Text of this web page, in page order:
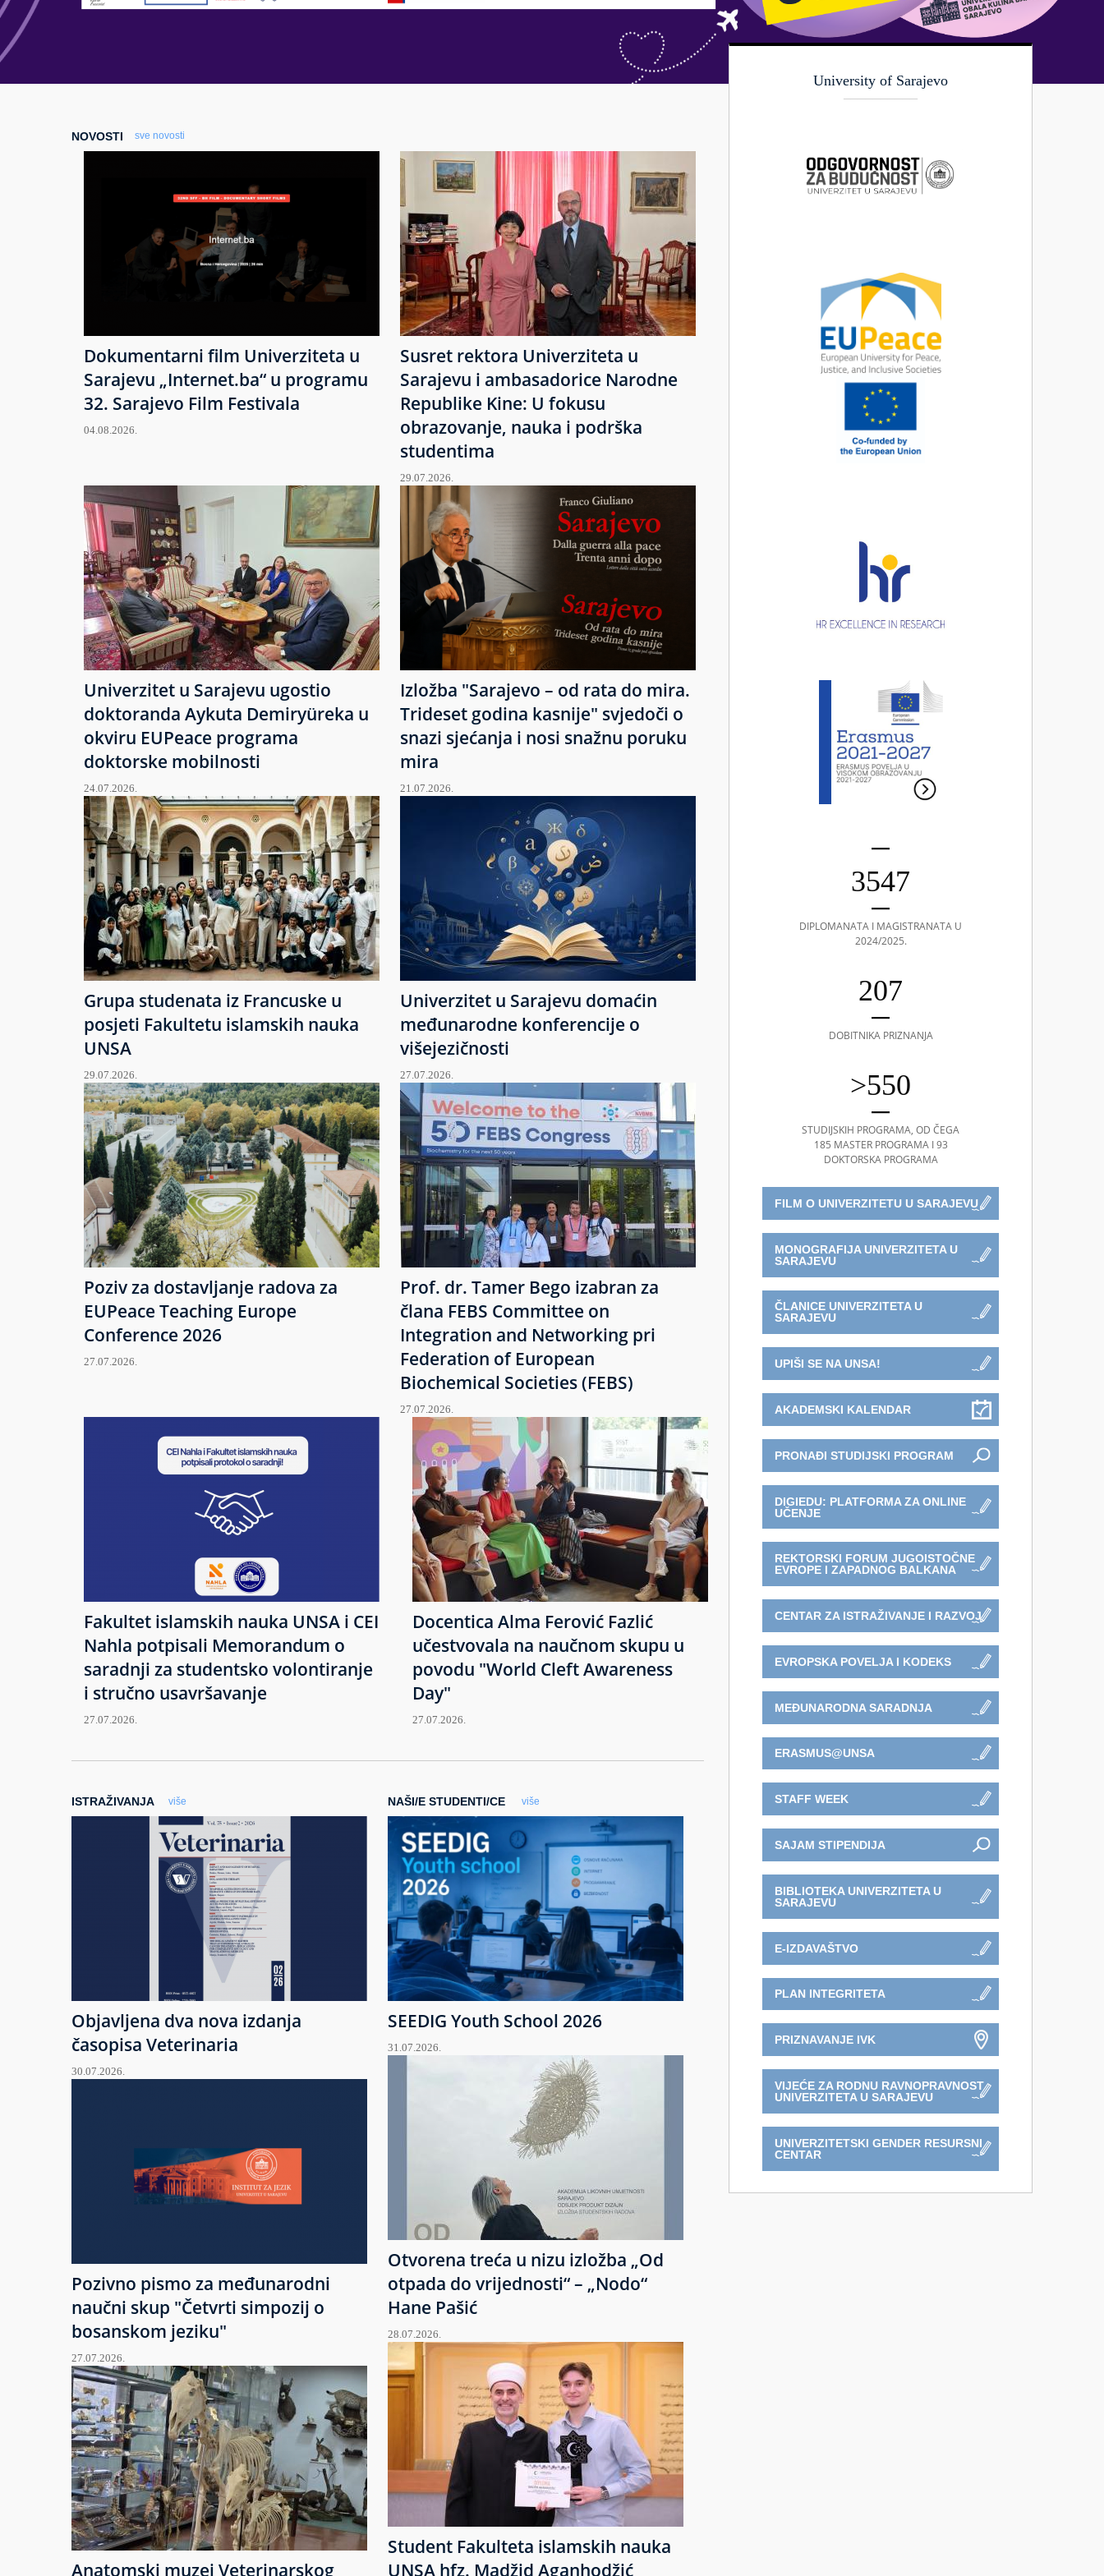
NOVOSTI sve novosti
Dokumentarni film Univerziteta u
Sarajevu „Internet.ba“ u programu
32. Sarajevo Film Festivala
04.08.2026.
Susret rektora Univerziteta u
Sarajevu i ambasadorice Narodne
Republike Kine: U fokusu
obrazovanje, nauka i podrška
studentima
29.07.2026.
Univerzitet u Sarajevu ugostio
doktoranda Aykuta Demiryüreka u
okviru EUPeace programa
doktorske mobilnosti
24.07.2026.
Izložba "Sarajevo – od rata do mira.
Trideset godina kasnije" svjedoči o
snazi sjećanja i nosi snažnu poruku
mira
21.07.2026.
Grupa studenata iz Francuske u
posjeti Fakultetu islamskih nauka
UNSA
29.07.2026.
Univerzitet u Sarajevu domaćin
međunarodne konferencije o
višejezičnosti
27.07.2026.
Poziv za dostavljanje radova za
EUPeace Teaching Europe
Conference 2026
27.07.2026.
Prof. dr. Tamer Bego izabran za
člana FEBS Committee on
Integration and Networking pri
Federation of European
Biochemical Societies (FEBS)
27.07.2026.
Fakultet islamskih nauka UNSA i CEI
Nahla potpisali Memorandum o
saradnji za studentsko volontiranje
i stručno usavršavanje
27.07.2026.
Docentica Alma Ferović Fazlić
učestvovala na naučnom skupu u
povodu "World Cleft Awareness
Day"
27.07.2026.
ISTRAŽIVANJA više
Objavljena dva nova izdanja
časopisa Veterinaria
30.07.2026.
Pozivno pismo za međunarodni
naučni skup "Četvrti simpozij o
bosanskom jeziku"
27.07.2026.
Anatomski muzej Veterinarskog
NAŠI/E STUDENTI/CE više
SEEDIG Youth School 2026
31.07.2026.
Otvorena treća u nizu izložba „Od
otpada do vrijednosti“ – „Nodo“
Hane Pašić
28.07.2026.
Student Fakulteta islamskih nauka
UNSA hfz. Madžid Aganhodžić
University of Sarajevo
3547
DIPLOMANATA I MAGISTRANATA U
2024/2025.
207
DOBITNIKA PRIZNANJA
>550
STUDIJSKIH PROGRAMA, OD ČEGA
185 MASTER PROGRAMA I 93
DOKTORSKA PROGRAMA
FILM O UNIVERZITETU U SARAJEVU
MONOGRAFIJA UNIVERZITETA U
SARAJEVU
ČLANICE UNIVERZITETA U
SARAJEVU
UPIŠI SE NA UNSA!
AKADEMSKI KALENDAR
PRONAĐI STUDIJSKI PROGRAM
DIGIEDU: PLATFORMA ZA ONLINE
UČENJE
REKTORSKI FORUM JUGOISTOČNE
EVROPE I ZAPADNOG BALKANA
CENTAR ZA ISTRAŽIVANJE I RAZVOJ
EVROPSKA POVELJA I KODEKS
MEĐUNARODNA SARADNJA
ERASMUS@UNSA
STAFF WEEK
SAJAM STIPENDIJA
BIBLIOTEKA UNIVERZITETA U
SARAJEVU
E-IZDAVAŠTVO
PLAN INTEGRITETA
PRIZNAVANJE IVK
VIJEĆE ZA RODNU RAVNOPRAVNOST
UNIVERZITETA U SARAJEVU
UNIVERZITETSKI GENDER RESURSNI
CENTAR